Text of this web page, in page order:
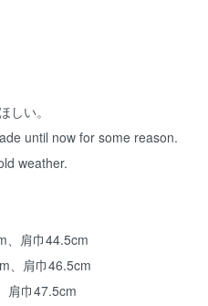
しい。
until now for some reason.
weather.
、肩巾44.5cm
、肩巾46.5cm
肩巾47.5cm